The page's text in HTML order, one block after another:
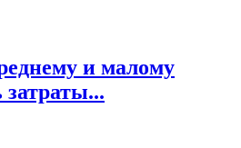
и малому
затраты...